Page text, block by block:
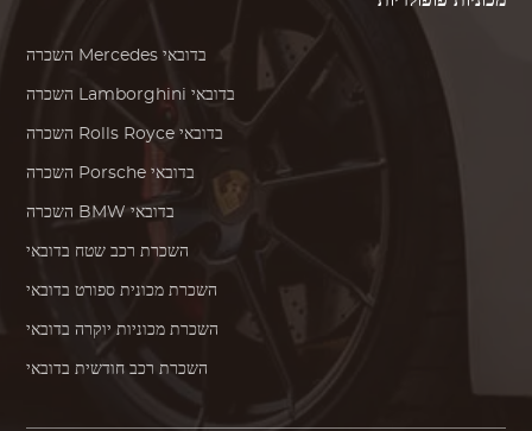
Mercedes בדובאי
Lamborghini בדובאי
Rolls Royce בדובאי
Porsche בדובאי
BMW בדובאי
השכרת רכב שטח בדובאי
השכרת מכונית ספורט בדובאי
השכרת מכוניות יוקרה בדובאי
השכרת רכב חודשית בדובאי